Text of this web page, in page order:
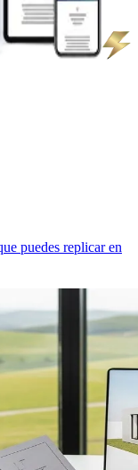
puedes replicar en